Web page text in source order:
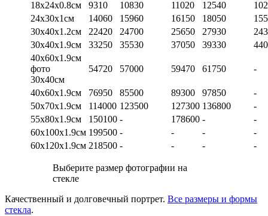
18х24х0.8см
9310 10830 11020 12540
24х30х1см
14060 15960 16150 18050
30х40х1.2см
22420 24700 25650 27930
30х40х1.9см
33250 35530 37050 39330
40х60х1.9см
фото
30х40см
54720 57000 59470 61750 -
40х60х1.9см 76950 85500 89300 97850
-
50х70х1.9см
114000 123500 127300 136800
-
55х80х1.9см
150100 - 178600 -
-
60х100х1.9см 199500 - - -
-
60х120х1.9см 218500 - - - -
Выберите размер фотографии на
стекле
Качественный и долговечный портрет. Все размеры и формы
стекла.